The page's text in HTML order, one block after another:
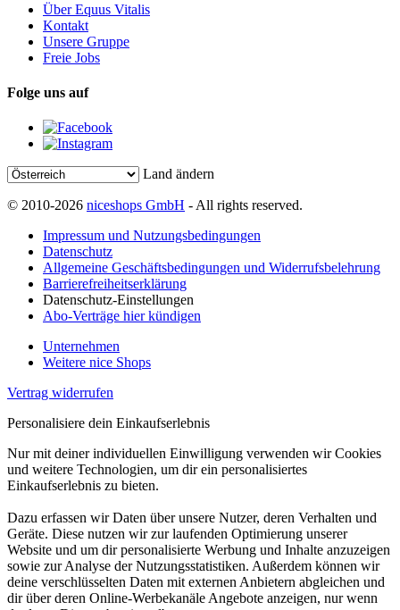
Über Equus Vitalis
Kontakt
Unsere Gruppe
Freie Jobs
Folge uns auf
Land ändern
© 2010-2026 niceshops GmbH - All rights reserved.
Impressum und Nutzungsbedingungen
Datenschutz
Allgemeine Geschäftsbedingungen und Widerrufsbelehrung
Barrierefreiheitserklärung
Datenschutz-Einstellungen
Abo-Verträge hier kündigen
Unternehmen
Weitere nice Shops
Vertrag widerrufen
Personalisiere dein Einkaufserlebnis
Nur mit deiner individuellen Einwilligung verwenden wir Cookies
und weitere Technologien, um dir ein personalisiertes
Einkaufserlebnis zu bieten.
Dazu erfassen wir Daten über unsere Nutzer, deren Verhalten und
Geräte. Diese nutzen wir zur laufenden Optimierung unserer
Website und um dir personalisierte Werbung und Inhalte anzuzeigen
sowie zur Analyse der Nutzungsstatistiken. Außerdem können wir
deine verschlüsselten Daten mit externen Anbietern abgleichen und
dir über deren Online-Werbekanäle Angebote anzeigen, nur wenn